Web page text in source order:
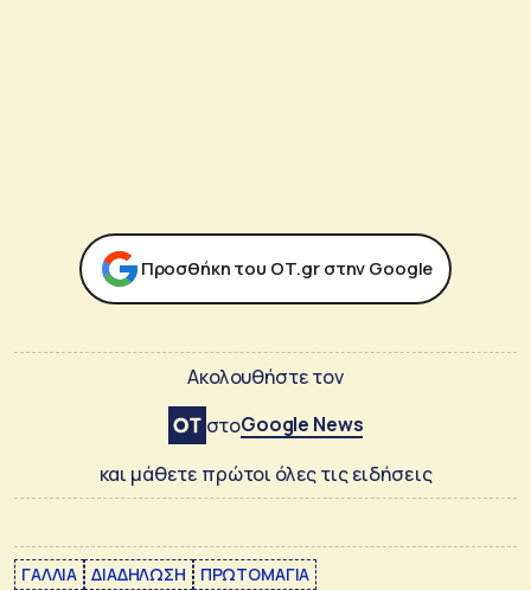
Προσθήκη του ΟΤ.gr στην Google
Ακολουθήστε τον
στοGoogle News
και μάθετε πρώτοι όλες τις ειδήσεις
ΓΑΛΛΙΑ ΔΙΑΔΗΛΩΣΗ ΠΡΩΤΟΜΑΓΙΑ